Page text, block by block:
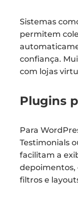
Sistemas
permitem
confiança.
com lojas
Plugins
Para
Testimonials
facilitam a
depoimentos,
filtros e